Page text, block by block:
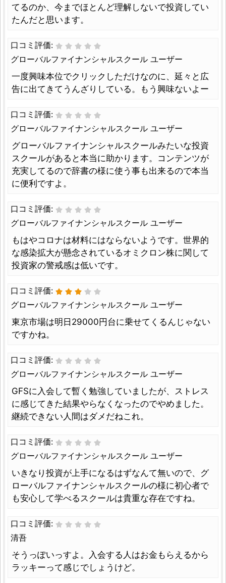
てるのか、今までほとんど理解しないで投資してい
たんだと思います。
口コミ評価:
グローバルファイナンシャルスクール ユーザー
一度興味本位でクリックしただけなのに、延々と広
告に出てきてうんざりしている。もう興味ないよー
口コミ評価:
グローバルファイナンシャルスクール ユーザー
グローバルファイナンシャルスクールみたいな投資
スクールがあると本当に助かります。コンテンツが
充実してるので辞書の様に使う事も出来るので本当
に便利ですよ。
口コミ評価:
グローバルファイナンシャルスクール ユーザー
もはやコロナは材料にはならないようです。世界的
な感染拡大が懸念されているオミクロン株に関して
投資家の警戒感は低いです。
口コミ評価:
グローバルファイナンシャルスクール ユーザー
東京市場は明日29000円台に乗せてくるんじゃない
ですかね。
口コミ評価:
グローバルファイナンシャルスクール ユーザー
GFSに入会して暫く勉強していましたが、ストレス
に感じてきた結果やらなくなったのでやめました。
継続できない人間はダメだねこれ。
口コミ評価:
グローバルファイナンシャルスクール ユーザー
いきなり投資が上手になるはずなんて無いので、グ
ローバルファイナンシャルスクールの様に初心者で
も安心して学べるスクールは貴重な存在ですね。
口コミ評価:
清吾
そうっぽいっすよ。入会する人はお金もらえるから
ラッキーって感じでしょうけど。